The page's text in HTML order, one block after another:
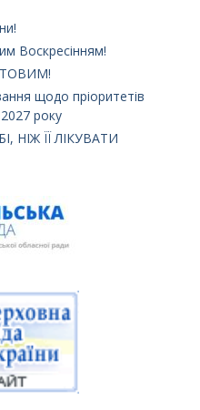
Воскресінням!
щодо пріоритетів
року
НІЖ ЇЇ ЛІКУВАТИ